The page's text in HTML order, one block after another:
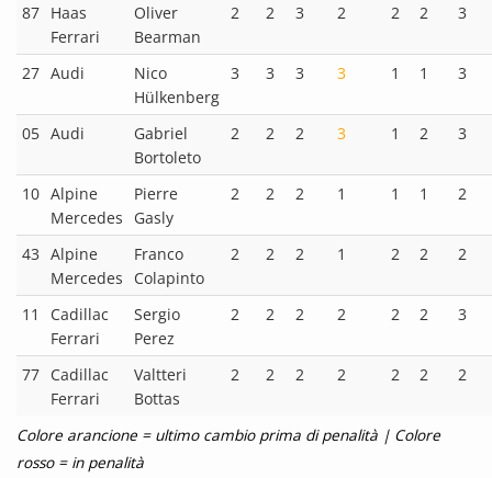
87 Haas
Ferrari
Oliver
Bearman
2 2 3 2 2 2 3
27 Audi
Nico
Hülkenberg
3 3 3 3 1 1 3
05 Audi
Gabriel
Bortoleto
2 2 2 3 1 2 3
10 Alpine
Mercedes
Pierre
Gasly
2 2 2 1 1 1 2
43 Alpine
Mercedes
Franco
Colapinto
2 2 2 1 2 2 2
11
Cadillac
Ferrari
Sergio
Perez
2 2 2 2 2 2 3
77 Cadillac
Ferrari
Valtteri
Bottas
2 2 2 2 2 2 2
Colore arancione = ultimo cambio prima di penalità | Colore
rosso = in penalità